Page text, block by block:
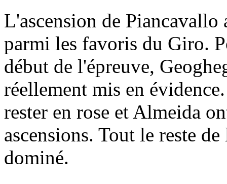
L'ascension de
parmi les favoris du Giro.
début de l'épreuve,
réellement mis en
rester en rose et Almeida
ascensions. Tout le reste
dominé.